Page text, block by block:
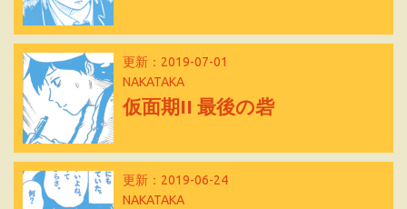
更新：2019-07-01
NAKATAKA
仮面期II 最後の砦
更新：2019-06-24
NAKATAKA